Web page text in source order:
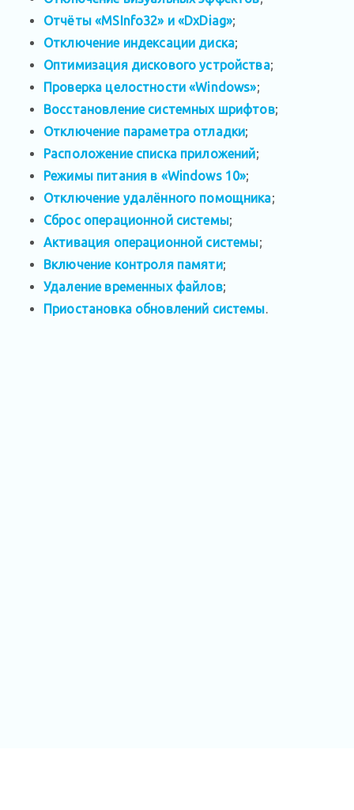
Отчёты «MSInfo32» и «DxDiag»;
Отключение индексации диска;
Оптимизация дискового устройства;
Проверка целостности «Windows»;
Восстановление системных шрифтов;
Отключение параметра отладки;
Расположение списка приложений;
Режимы питания в «Windows 10»;
Отключение удалённого помощника;
Сброс операционной системы;
Активация операционной системы;
Включение контроля памяти;
Удаление временных файлов;
Приостановка обновлений системы